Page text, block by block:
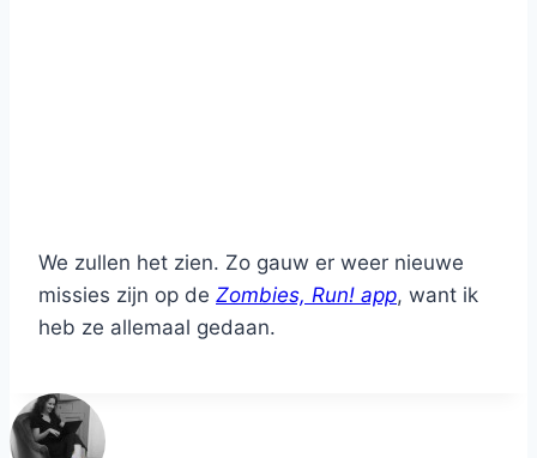
We zullen het zien. Zo gauw er weer nieuwe
missies zijn op de Zombies, Run! app, want ik
heb ze allemaal gedaan.